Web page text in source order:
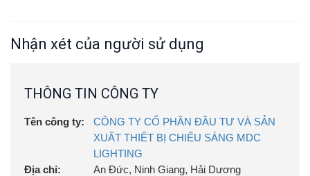
Nhận xét của người sử dụng
THÔNG TIN CÔNG TY
Tên công ty:
CÔNG TY CỔ PHẦN ĐẦU TƯ VÀ SẢN
XUẤT THIẾT BỊ CHIẾU SÁNG MDC
LIGHTING
Địa chỉ:
An Đức, Ninh Giang, Hải Dương